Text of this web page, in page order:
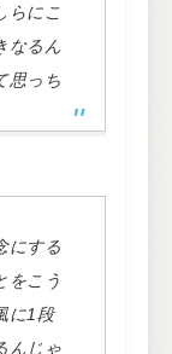
らにこ
なるん
思っち
にする
をこう
に1段
んじゃ